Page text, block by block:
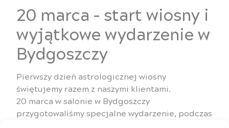
20 marca – start wiosny i
wyjątkowe wydarzenie w
Bydgoszczy
Pierwszy dzień astrologicznej wiosny
świętujemy razem z naszymi klientami.
20 marca w salonie w Bydgoszczy
przygotowaliśmy specjalne wydarzenie, podczas